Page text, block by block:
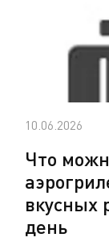
Что
вкусных
день
10.06.2026